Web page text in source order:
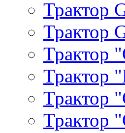
Трактор
Трактор
Трактор
Трактор
Трактор
Трактор